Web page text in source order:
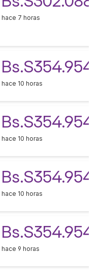
hace 7 horas
Bs.S354.954
hace 10 horas
Bs.S354.954
hace 10 horas
Bs.S354.954
hace 10 horas
Bs.S354.954
hace 9 horas